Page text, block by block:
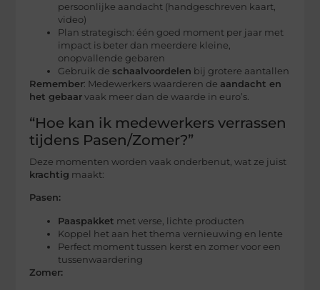
persoonlijke aandacht (handgeschreven kaart,
video)
Plan strategisch: één goed moment per jaar met
impact is beter dan meerdere kleine,
onopvallende gebaren
Gebruik deschaalvoordelen bij grotere aantallen
Remember: Medewerkers waarderen de aandacht en
het gebaar vaak meer dan de waarde in euro’s.
“Hoe kan ik medewerkers verrassen
tijdens Pasen/Zomer?”
Deze momenten worden vaak onderbenut, wat ze juist
krachtig maakt:
Pasen:
Paaspakket met verse, lichte producten
Koppel het aan het thema vernieuwing en lente
Perfect moment tussen kerst en zomer voor een
tussenwaardering
Zomer: